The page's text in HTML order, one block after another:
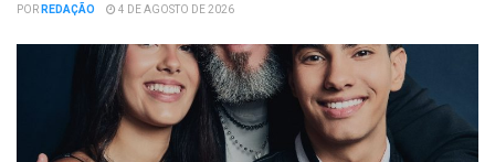
PORREDAÇÃO 4 DE AGOSTO DE 2026